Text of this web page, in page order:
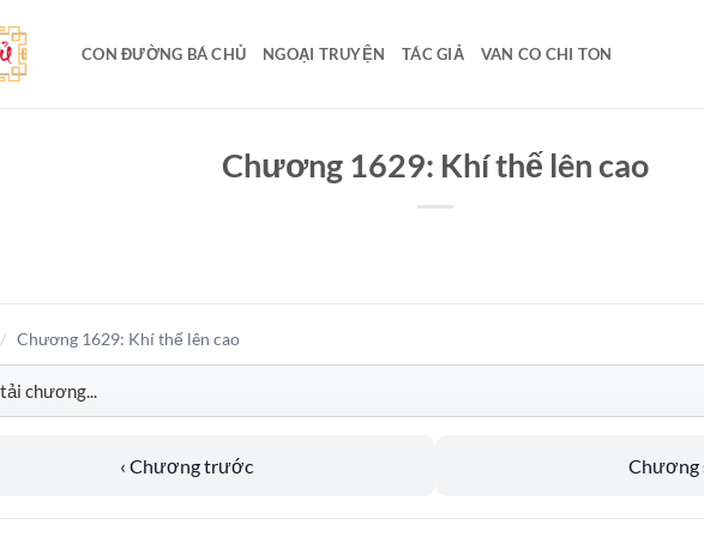
CON ĐƯỜNG BÁ CHỦ NGOẠI TRUYỆN TÁC GIẢ VAN CO CHI TON
Chương 1629: Khí thế lên cao
/ Chương 1629: Khí thế lên cao
‹ Chương trước Chương